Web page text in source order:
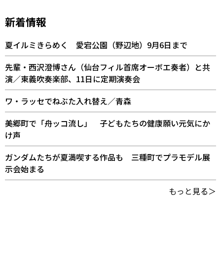
新着情報
夏イルミきらめく 愛宕公園（野辺地）9月6日まで
先輩・西沢澄博さん（仙台フィル首席オーボエ奏者）と共
演／東義吹奏楽部、11日に定期演奏会
ワ・ラッセでねぶた入れ替え／青森
美郷町で「舟ッコ流し」 子どもたちの健康願い元気にか
け声
ガンダムたちが夏満喫する作品も 三種町でプラモデル展
示会始まる
もっと見る＞